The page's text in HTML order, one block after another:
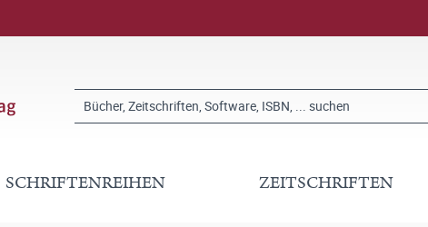
SCHRIFTENREIHEN ZEITSCHRIFTEN